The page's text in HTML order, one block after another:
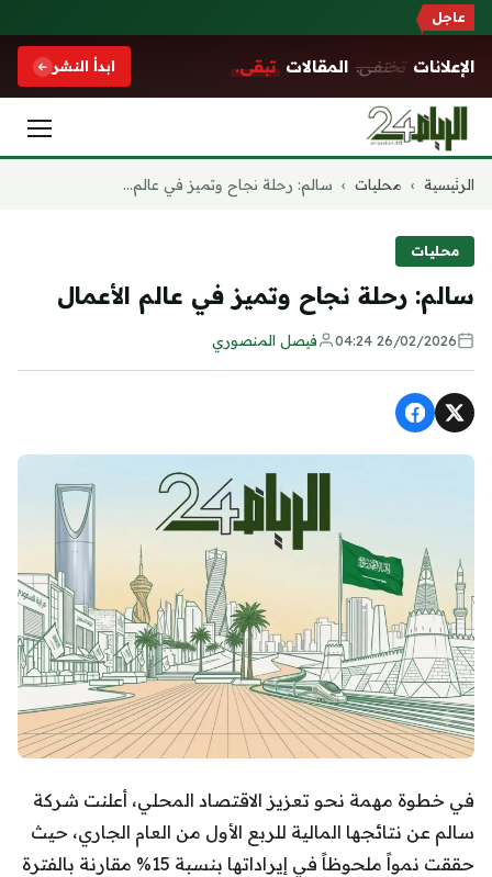
عاجل
الإعلانات تختفي. المقالات تبقى. ابدأ النشر
التجاوز
الرئيسية › محليات › سالم: رحلة نجاح وتميز في عالم...
محليات
سالم: رحلة نجاح وتميز في عالم الأعمال
26/02/2026 04:24 فيصل المنصوري
في خطوة مهمة نحو تعزيز الاقتصاد المحلي، أعلنت شركة
سالم عن نتائجها المالية للربع الأول من العام الجاري، حيث
حققت نمواً ملحوظاً في إيراداتها بنسبة 15% مقارنة بالفترة